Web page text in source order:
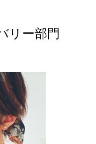
リー部門